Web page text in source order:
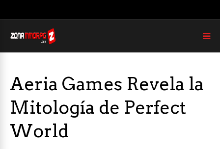
Aeria Games Revela la
Mitología de Perfect
World